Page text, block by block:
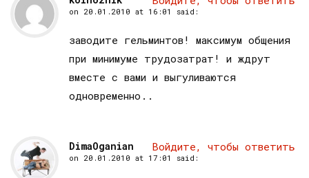
on 20.01.2010 at 16:01 said:
заводите гельминтов! максимум общения
при минимуме трудозатрат! и ждрут
вместе с вами и выгуливаются
одновременно..
DimaOganian
on 20.01.2010 at 17:01 said:
Войдите, чтобы ответить